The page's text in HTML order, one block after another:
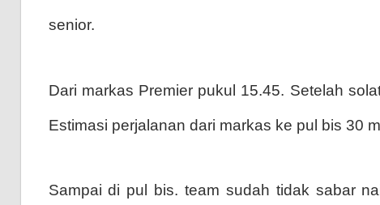
senior.
Dari markas Premier pukul 15.45. Setelah
Estimasi perjalanan dari markas ke pul bis 30
Sampai di pul bis. team sudah tidak sabar